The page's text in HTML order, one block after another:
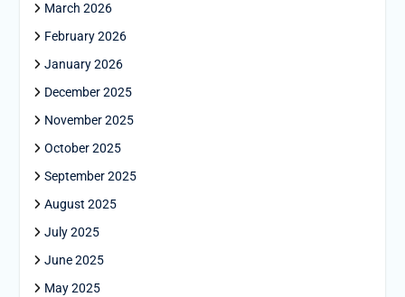
March 2026
February 2026
January 2026
December 2025
November 2025
October 2025
September 2025
August 2025
July 2025
June 2025
May 2025